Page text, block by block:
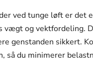
ved tunge løft er
vægt og
genstanden sikkert.
så du minimerer